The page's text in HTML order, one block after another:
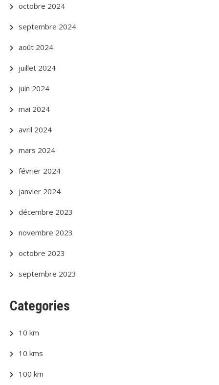
octobre 2024
septembre 2024
août 2024
juillet 2024
juin 2024
mai 2024
avril 2024
mars 2024
février 2024
janvier 2024
décembre 2023
novembre 2023
octobre 2023
septembre 2023
Categories
10 km
10 kms
100 km